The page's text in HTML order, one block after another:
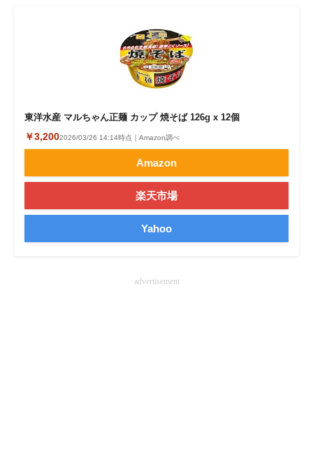
モノづくり技術者専門サイト
エレクトロニクス専門サイト
電子設計の基本と応用
エネルギーの専門メディア
ちょっと気になるネットの話題
東洋水産 マルちゃん正麺 カップ 焼そば 126g x 12個
￥3,2002026/03/26 14:14時点｜Amazon調べ
Amazon
楽天市場
Yahoo
advertisement